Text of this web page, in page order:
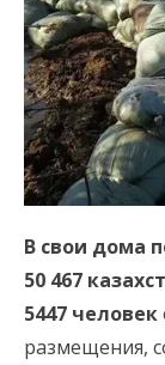
В свои дома
50 467
5447 человек
размещения,